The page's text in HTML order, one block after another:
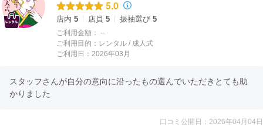
5.0
店内 5 店員 5 振袖選び 5
ご利用金額： --
ご利用目的： レンタル / 成人式
ご利用日：2026年03月
スタッフさんが自分の意向に沿ったもの選んでいただきとても助
かりました
口コミ公開日：2026年04月04日